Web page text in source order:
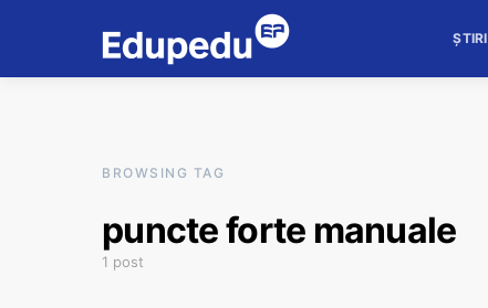
ȘTIRI
BROWSING TAG
puncte forte manuale
1 post